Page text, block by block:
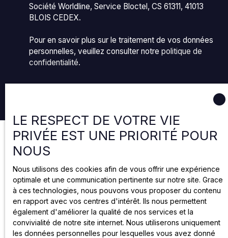
Société Worldline, Service Bloctel, CS 61311, 41013
BLOIS CEDEX.
Pour en savoir plus sur le traitement de vos données
personnelles, veuillez consulter notre politique de
confidentialité.
LE RESPECT DE VOTRE VIE
PRIVÉE EST UNE PRIORITÉ POUR
NOUS
Nous utilisons des cookies afin de vous offrir une expérience
optimale et une communication pertinente sur notre site. Grace
à ces technologies, nous pouvons vous proposer du contenu
en rapport avec vos centres d'intérêt. Ils nous permettent
également d'améliorer la qualité de nos services et la
convivialité de notre site internet. Nous utiliserons uniquement
les données personnelles pour lesquelles vous avez donné